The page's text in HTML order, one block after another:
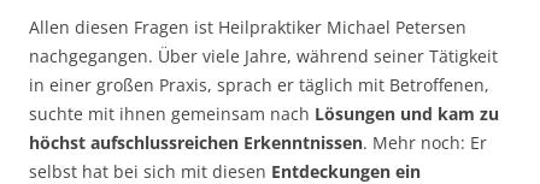
Allen diesen Fragen ist Heilpraktiker Michael Petersen
nachgegangen. Über viele Jahre, während seiner Tätigkeit
in einer großen Praxis, sprach er täglich mit Betroffenen,
suchte mit ihnen gemeinsam nach Lösungen und kam zu
höchst aufschlussreichen Erkenntnissen. Mehr noch: Er
selbst hat bei sich mit diesen Entdeckungen ein